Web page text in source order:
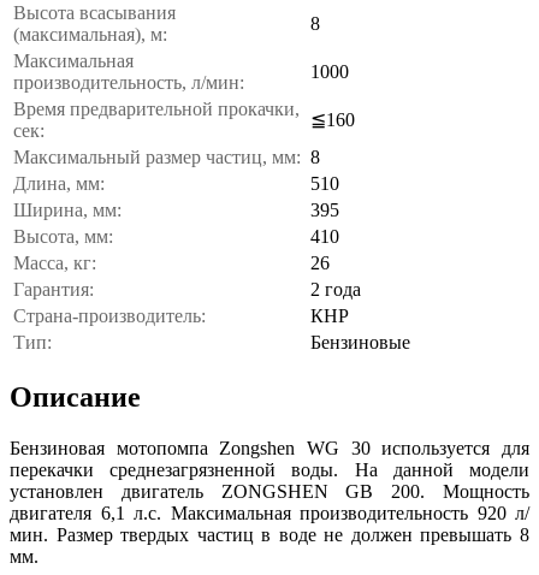
Высота всасывания
(максимальная), м:
8
Максимальная
производительность, л/мин:
1000
Время предварительной прокачки,
сек:
≦160
Максимальный размер частиц, мм: 8
Длина, мм:
510
Ширина, мм:
395
Высота, мм:
410
Масса, кг:
26
Гарантия:
2 года
Страна-производитель:
КНР
Тип:
Бензиновые
Описание
Бензиновая мотопомпа Zongshen WG 30 используется для
перекачки среднезагрязненной воды. На данной модели
установлен двигатель ZONGSHEN GB 200. Мощность
двигателя 6,1 л.с. Максимальная производительность 920 л/
мин. Размер твердых частиц в воде не должен превышать 8
мм.